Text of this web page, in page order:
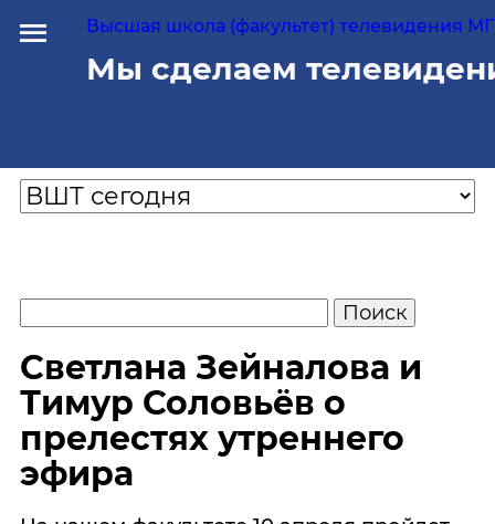
Высшая школа (факультет) телевидения
Мы сделаем
Светлана Зейналова и
Тимур Соловьёв о
прелестях утреннего
эфира